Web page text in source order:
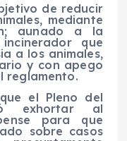
de reducir
mediante
aunado a la
que
a los animales,
y con apego
reglamento.
el Pleno del
exhortar al
para que
sobre casos